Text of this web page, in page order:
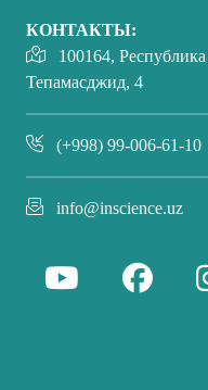
КОНТАКТЫ:
100164,
Тепамасджид, 4
(+998) 99-006-61-10
info@inscience.uz